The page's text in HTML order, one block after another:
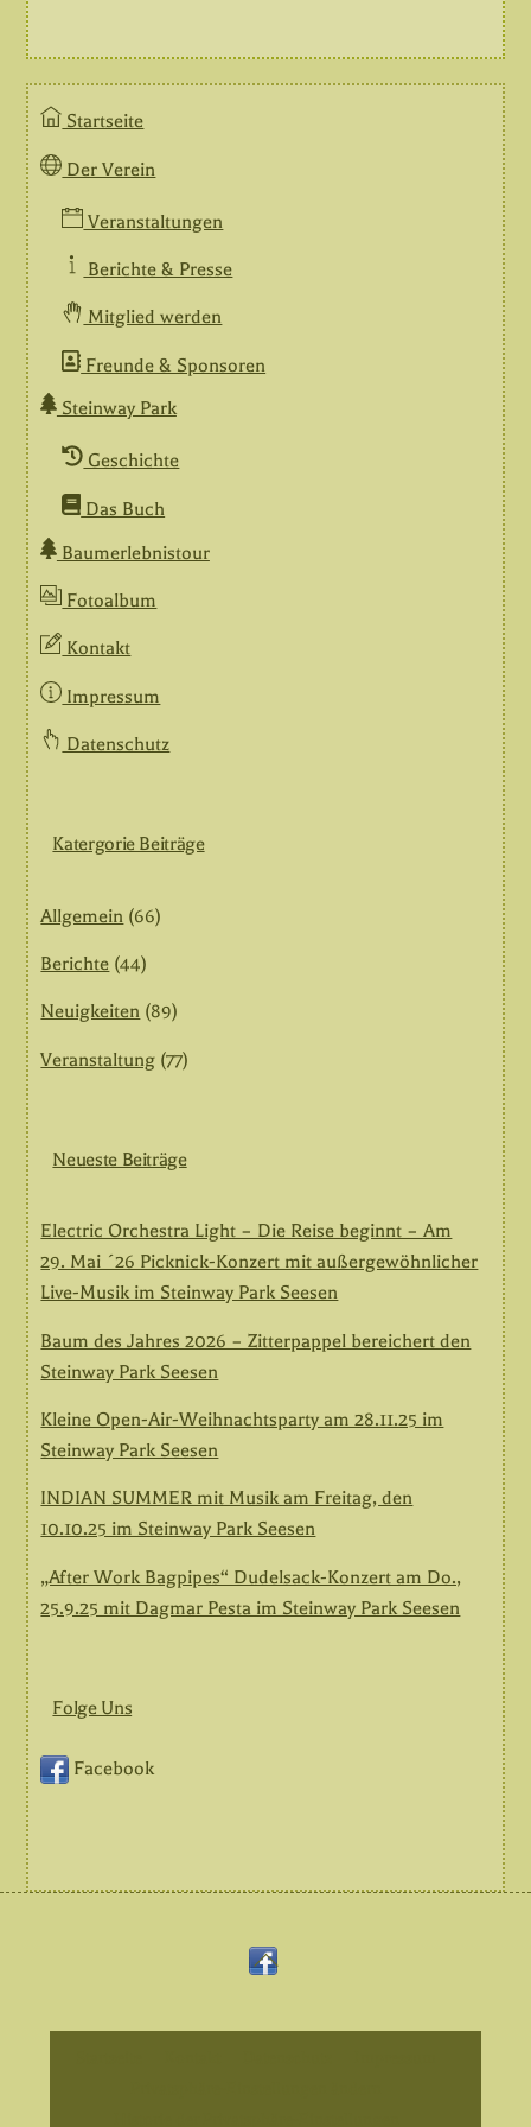
Startseite
Der Verein
Veranstaltungen
Berichte & Presse
Mitglied werden
Freunde & Sponsoren
Steinway Park
Geschichte
Das Buch
Baumerlebnistour
Fotoalbum
Kontakt
Impressum
Datenschutz
Katergorie Beiträge
Allgemein (66)
Berichte (44)
Neuigkeiten (89)
Veranstaltung (77)
Neueste Beiträge
Electric Orchestra Light – Die Reise beginnt – Am
29. Mai ´26 Picknick-Konzert mit außergewöhnlicher
Live-Musik im Steinway Park Seesen
Baum des Jahres 2026 – Zitterpappel bereichert den
Steinway Park Seesen
Kleine Open-Air-Weihnachtsparty am 28.11.25 im
Steinway Park Seesen
INDIAN SUMMER mit Musik am Freitag, den
10.10.25 im Steinway Park Seesen
„After Work Bagpipes“ Dudelsack-Konzert am Do.,
25.9.25 mit Dagmar Pesta im Steinway Park Seesen
Folge Uns
Facebook
Back